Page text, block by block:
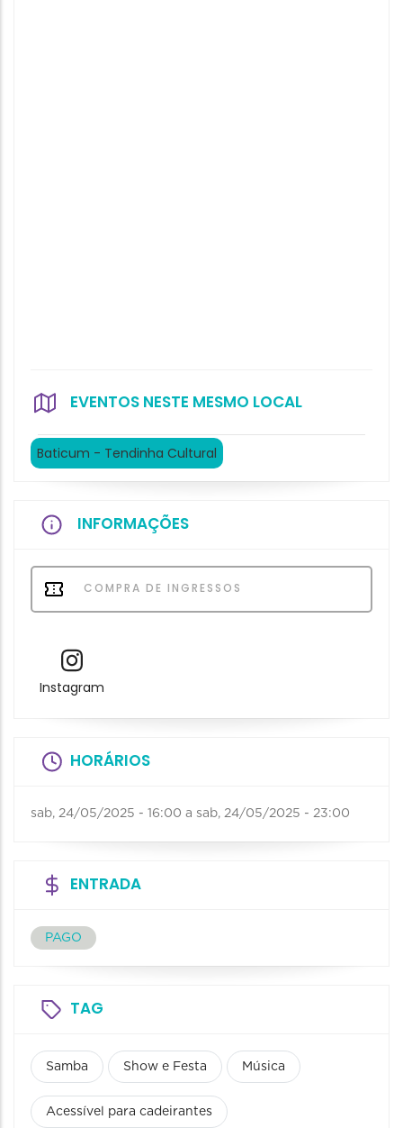
EVENTOS NESTE MESMO LOCAL
Baticum - Tendinha Cultural
INFORMAÇÕES
COMPRA DE INGRESSOS
Instagram
HORÁRIOS
sab, 24/05/2025 - 16:00 a sab, 24/05/2025 - 23:00
ENTRADA
PAGO
TAG
Samba Show e Festa Música
Acessível para cadeirantes